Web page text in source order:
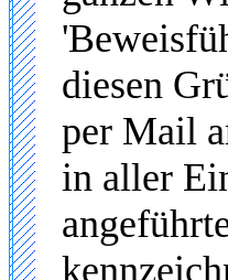
diesen
per Mail
in aller